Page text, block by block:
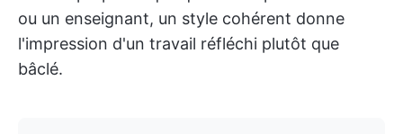
ou un enseignant, un style cohérent donne
l'impression d'un travail réfléchi plutôt que
bâclé.